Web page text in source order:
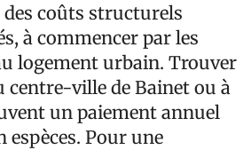
coûts structurels
à commencer par les
logement urbain. Trouver
centre-ville de Bainet ou à
un paiement annuel
espèces. Pour une